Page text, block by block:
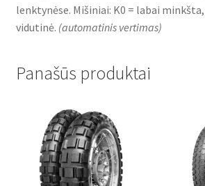
lenktynėse. Mišiniai: K0 = labai
vidutinė. (automatinis vertimas)
Panašūs produktai